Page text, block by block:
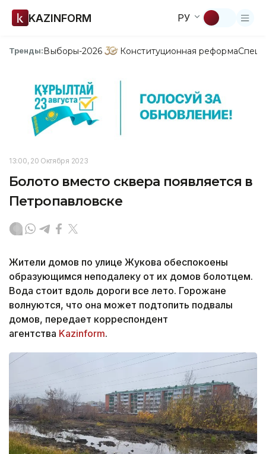
KAZINFORM РУ
Тренды:Выборы-2026 Конституционная реформа
13:00, 20 Октября 2023
Болото вместо сквера появляется в
Петропавловске
Жители домов по улице Жукова обеспокоены
образующимся неподалеку от их домов болотцем.
Вода стоит вдоль дороги все лето. Горожане
волнуются, что она может подтопить подвалы
домов, передает корреспондент
агентства Kazinform.